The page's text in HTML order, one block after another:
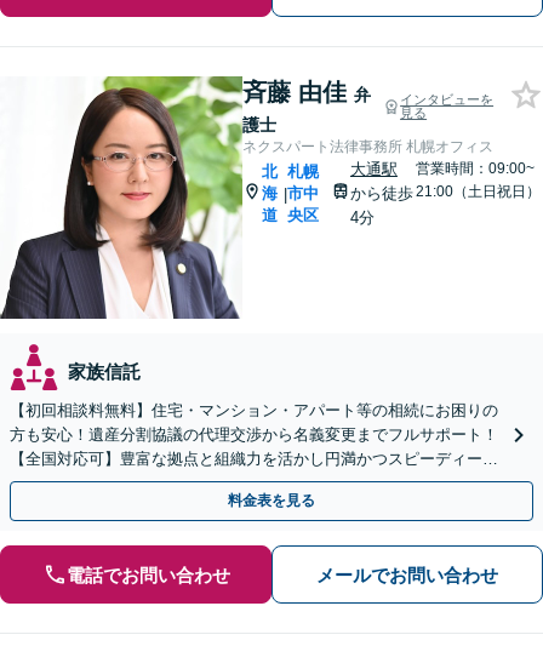
斉藤 由佳 弁
護士
インタビューを
見る
ネクスパート法律事務所 札幌オフィス
北
海
道
|
札幌
市中
央区
大通駅
から徒歩
4分
営業時間：09:00~
21:00（土日祝日）
家族信託
【初回相談料無料】住宅・マンション・アパート等の相続にお困りの
方も安心！遺産分割協議の代理交渉から名義変更までフルサポート！
【全国対応可】豊富な拠点と組織力を活かし円満かつスピーディーに
相続手続きをお手伝いします【取扱い実績2000件以上】
料金表を見る
電話でお問い合わせ メールでお問い合わせ